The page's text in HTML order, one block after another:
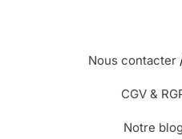
Nous contacter
CGV &
Notre blog